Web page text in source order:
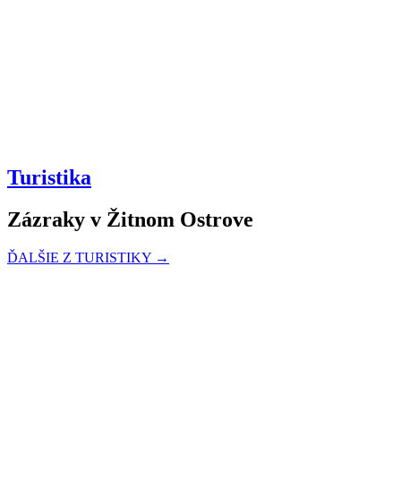
Turistika
Zázraky v Žitnom Ostrove
ĎALŠIE Z TURISTIKY →